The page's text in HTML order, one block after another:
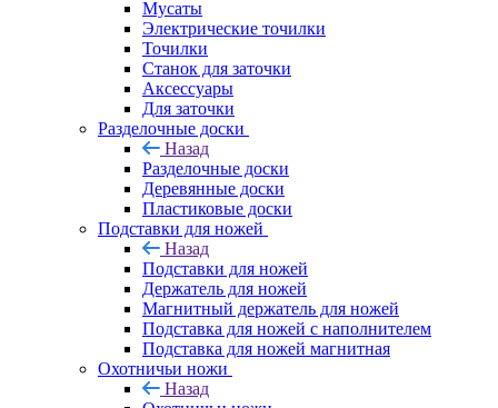
Мусаты
Электрические точилки
Точилки
Станок для заточки
Аксессуары
Для заточки
Разделочные доски
Назад
Разделочные доски
Деревянные доски
Пластиковые доски
Подставки для ножей
Назад
Подставки для ножей
Держатель для ножей
Магнитный держатель для ножей
Подставка для ножей с наполнителем
Подставка для ножей магнитная
Охотничьи ножи
Назад